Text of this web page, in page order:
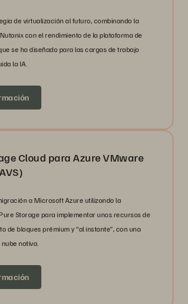
de virtualización al futuro, combinando la
con el rendimiento de la plataforma de
se ha diseñado para las cargas de trabajo
la IA.
Cloud para Azure VMware
a Microsoft Azure utilizando la
Storage para implementar unos recursos de
de bloques prémium y “al instante”, con una
nativa.